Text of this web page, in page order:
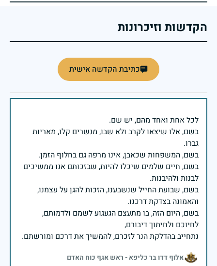
הקדשות וזיכרונות
כתיבת הקדשה אישית
בשם, אלו שיצאו לקרב ולא שבו, מנשרים קלו, מאריות
בשם, חיים שלמים שיכלו להיות, שבזכותם אנו ממשיכים
בשם, שבועת החייל שנשבענו, הזכות להגן על עצמנו,
בשם, היום הזה, בו מתעצם הגעגוע לשמם ולדמותם,
נתחייב בהדלקת הנר לזכרם, להמשיך את דרכם ומורשתם.
אלוף דדו בר כליפא - ראש אגף כוח האדם